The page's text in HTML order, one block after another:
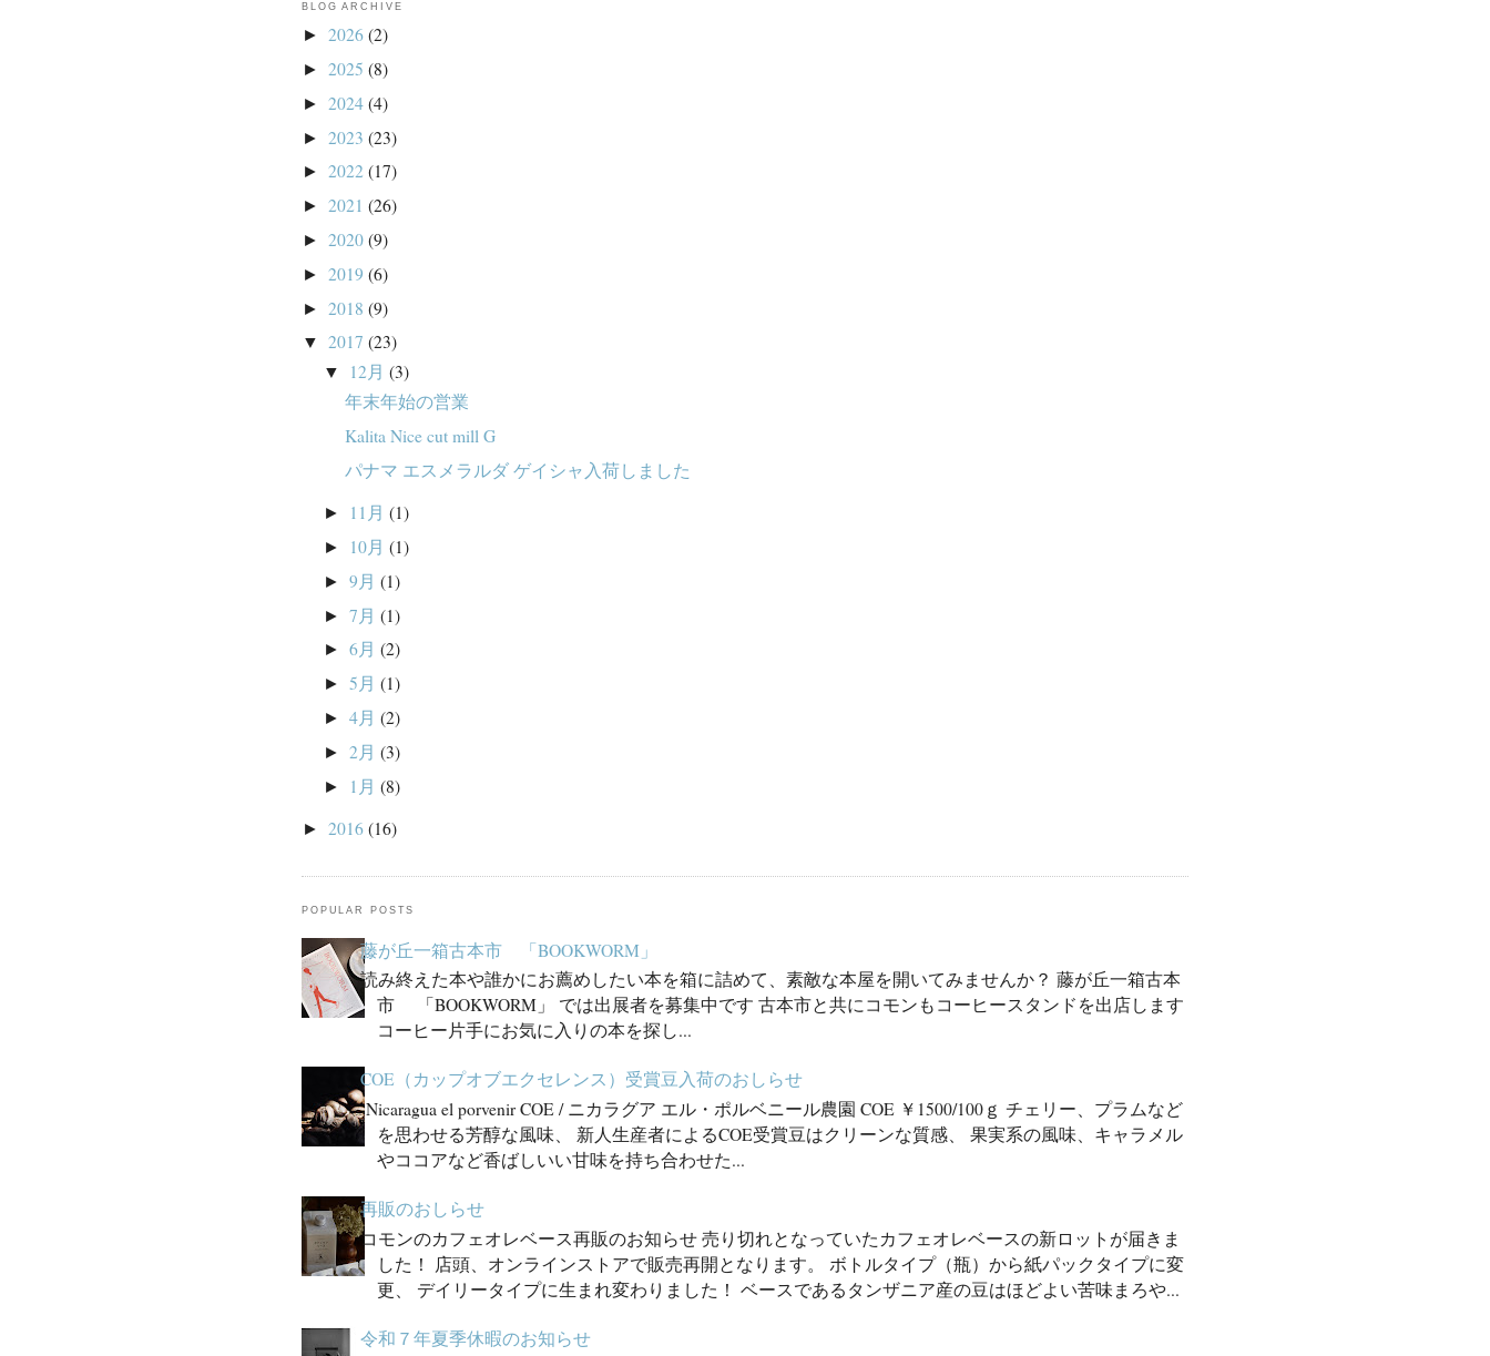
BLOG ARCHIVE
► 2026 (2)
► 2025 (8)
► 2024 (4)
► 2023 (23)
► 2022 (17)
► 2021 (26)
► 2020 (9)
► 2019 (6)
► 2018 (9)
▼ 2017 (23)
▼ 12月 (3)
年末年始の営業
Kalita Nice cut mill G
パナマ エスメラルダ ゲイシャ入荷しました
► 11月 (1)
► 10月 (1)
► 9月 (1)
► 7月 (1)
► 6月 (2)
► 5月 (1)
► 4月 (2)
► 2月 (3)
► 1月 (8)
► 2016 (16)
POPULAR POSTS
藤が丘一箱古本市 「BOOKWORM」
読み終えた本や誰かにお薦めしたい本を箱に詰めて、素敵な本屋を開いてみませんか？ 藤が丘一箱古本
市 「BOOKWORM」 では出展者を募集中です 古本市と共にコモンもコーヒースタンドを出店します
コーヒー片手にお気に入りの本を探し...
COE（カップオブエクセレンス）受賞豆入荷のおしらせ
Nicaragua el porvenir COE / ニカラグア エル・ポルベニール農園 COE ￥1500/100ｇ チェリー、プラムなど
を思わせる芳醇な風味、 新人生産者によるCOE受賞豆はクリーンな質感、 果実系の風味、キャラメル
やココアなど香ばしいい甘味を持ち合わせた...
再販のおしらせ
コモンのカフェオレベース再販のお知らせ 売り切れとなっていたカフェオレベースの新ロットが届きま
した！ 店頭、オンラインストアで販売再開となります。 ボトルタイプ（瓶）から紙パックタイプに変
更、 デイリータイプに生まれ変わりました！ ベースであるタンザニア産の豆はほどよい苦味まろや...
令和７年夏季休暇のお知らせ